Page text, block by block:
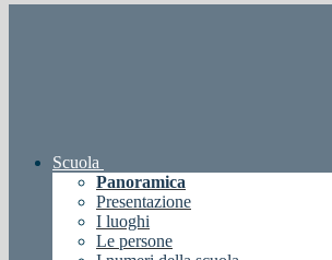
Scuola
Panoramica
Presentazione
I luoghi
Le persone